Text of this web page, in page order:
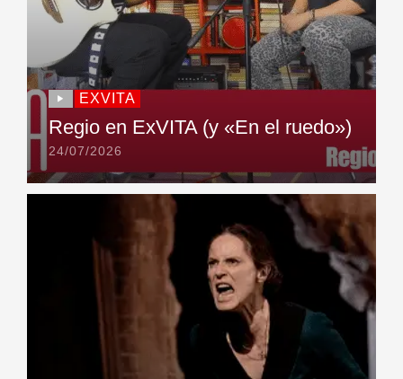
EXVITA
Regio en ExVITA (y «En el ruedo»)
24/07/2026